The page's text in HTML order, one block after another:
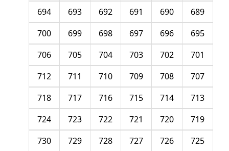
689
690
691
692
693
694
695
696
697
698
699
700
701
702
703
704
705
706
707
708
709
710
711
712
713
714
715
716
717
718
719
720
721
722
723
724
725
726
727
728
729
730